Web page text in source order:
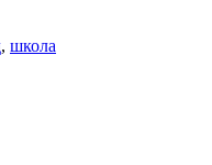
, школа